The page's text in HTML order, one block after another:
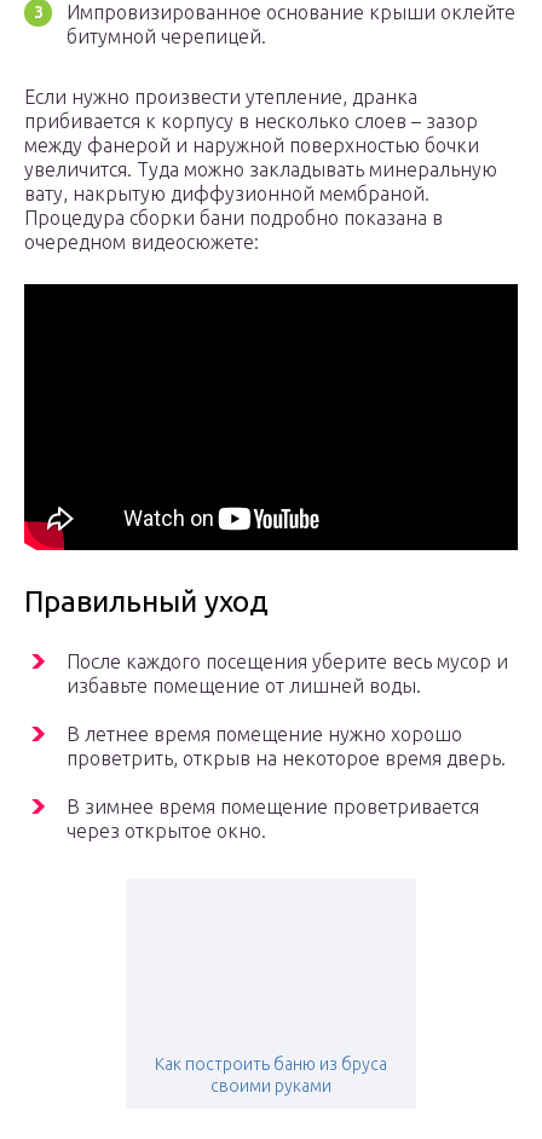
Импровизированное основание крыши оклейте
битумной черепицей.
Если нужно произвести утепление, дранка
прибивается к корпусу в несколько слоев – зазор
между фанерой и наружной поверхностью бочки
увеличится. Туда можно закладывать минеральную
вату, накрытую диффузионной мембраной.
Процедура сборки бани подробно показана в
очередном видеосюжете:
Правильный уход
После каждого посещения уберите весь мусор и
избавьте помещение от лишней воды.
В летнее время помещение нужно хорошо
проветрить, открыв на некоторое время дверь.
В зимнее время помещение проветривается
через открытое окно.
Как построить баню из бруса
своими руками